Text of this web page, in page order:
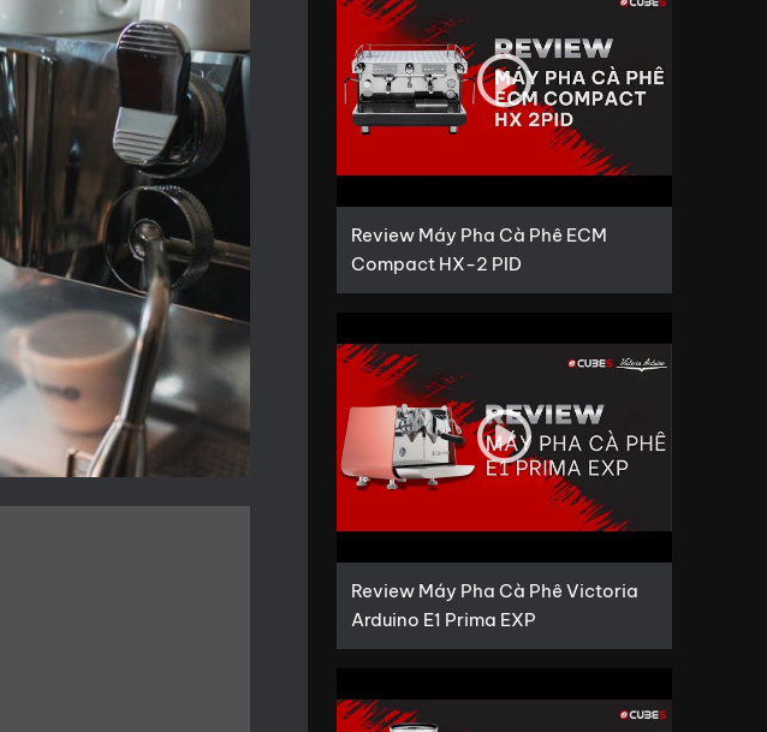
Review Máy Pha Cà Phê ECM
Compact HX-2 PID
Review Máy Pha Cà Phê Victoria
Arduino E1 Prima EXP